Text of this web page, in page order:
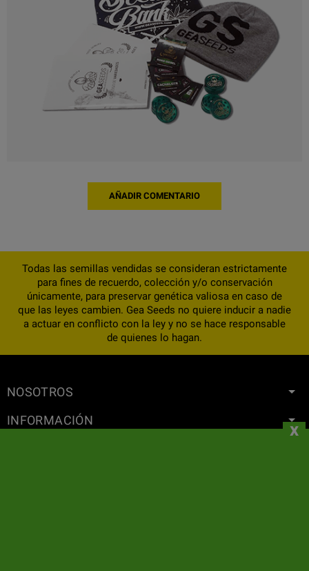
AÑADIR COMENTARIO
Todas las semillas vendidas se consideran estrictamente
para fines de recuerdo, colección y/o conservación
únicamente, para preservar genética valiosa en caso de
que las leyes cambien. Gea Seeds no quiere inducir a nadie
a actuar en conflicto con la ley y no se hace responsable
de quienes lo hagan.
NOSOTROS
INFORMACIÓN
x